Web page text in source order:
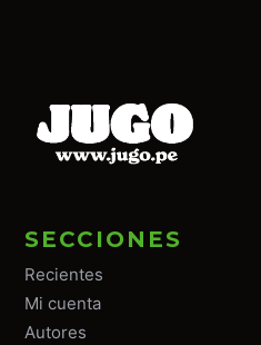
SECCIONES
Recientes
Mi cuenta
Autores